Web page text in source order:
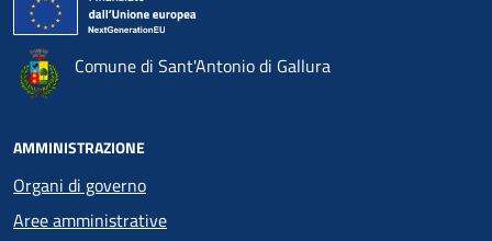
Comune di Sant'Antonio di Gallura
AMMINISTRAZIONE
Organi di governo
Aree amministrative